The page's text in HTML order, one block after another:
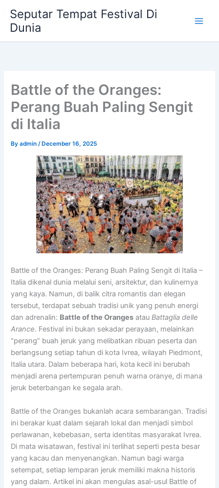
content
Seputar Tempat Festival Di
Dunia
Battle of the Oranges:
Perang Buah Paling Sengit
di Italia
Byadmin/ December 16, 2025
Battle of the Oranges: Perang Buah Paling Sengit di Italia –
Italia dikenal dunia melalui seni, arsitektur, dan kulinernya
yang kaya. Namun, di balik citra romantis dan elegan
tersebut, terdapat sebuah tradisi unik yang penuh energi
dan adrenalin: Battle of the Oranges atauBattaglia delle
Arance. Festival ini bukan sekadar perayaan, melainkan
“perang” buah jeruk yang melibatkan ribuan peserta dan
berlangsung setiap tahun di kota Ivrea, wilayah Piedmont,
Italia utara. Dalam beberapa hari, kota kecil ini berubah
menjadi arena pertempuran penuh warna oranye, di mana
jeruk beterbangan ke segala arah.
Battle of the Oranges bukanlah acara sembarangan. Tradisi
ini berakar kuat dalam sejarah lokal dan menjadi simbol
perlawanan, kebebasan, serta identitas masyarakat Ivrea.
Di mata wisatawan, festival ini terlihat seperti pesta besar
yang kacau dan menyenangkan. Namun bagi warga
setempat, setiap lemparan jeruk memiliki makna historis
yang dalam. Artikel ini akan mengulas asal-usul Battle of